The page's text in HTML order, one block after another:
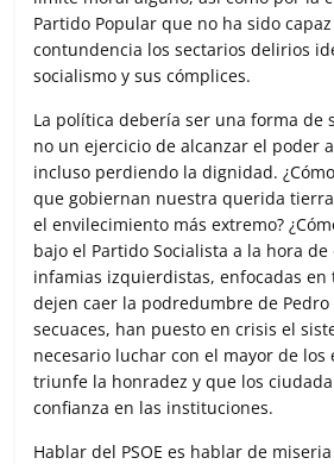
Partido Popular que no ha sido
contundencia los sectarios delirios
socialismo y sus cómplices.
La política debería ser una forma de
no un ejercicio de alcanzar el poder
incluso perdiendo la dignidad.
que gobiernan nuestra querida
el envilecimiento más extremo?
bajo el Partido Socialista a la hora
infamias izquierdistas, enfocadas
dejen caer la podredumbre de Pedro
secuaces, han puesto en crisis el
necesario luchar con el mayor de los
triunfe la honradez y que los
confianza en las instituciones.
Hablar del PSOE es hablar de